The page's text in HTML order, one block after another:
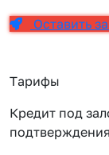
Оставить
Тарифы
Кредит под